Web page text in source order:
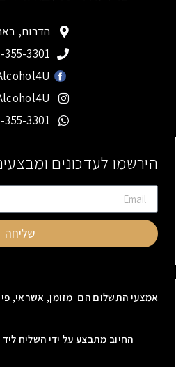
הדרום,
355-3301
355-3301
הירשמו לעדכונים
שליחה
אמצעי התשלום הם מזומן, אשראי,
החיוב מתבצע על ידי השליח